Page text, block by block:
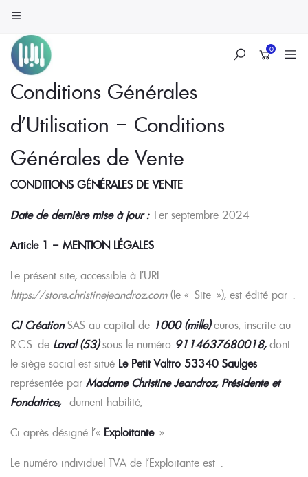
0
Skip
content
Conditions Générales
d’Utilisation – Conditions
Générales de Vente
CONDITIONS GÉNÉRALES DE VENTE
Date de dernière mise à jour : 1er septembre 2024
Article 1 – MENTION LÉGALES
Le présent site, accessible à l’URL
https://store.christinejeandroz.com(le « Site »), est édité par :
CJ CréationSAS au capital de 1000 (mille)euros, inscrite au
R.C.S. de Laval (53)sous le numéro 9114637680018,dont
le siège social est situé Le Petit Valtro 53340 Saulges
représentée par Madame Christine Jeandroz, Présidente et
Fondatrice, dument habilité,
Ci-après désigné l’« Exploitante».
Le numéro individuel TVA de l’Exploitante est :